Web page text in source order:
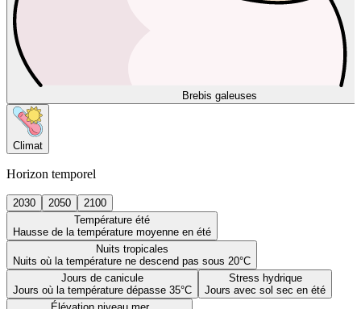
Brebis galeuses
Climat
Horizon temporel
2030 2050
2100
Température été
Hausse de la température moyenne en été
Nuits tropicales
Nuits où la température ne descend pas sous 20°C
Jours de canicule
Jours où la température dépasse 35°C
Stress hydrique
Jours avec sol sec en été